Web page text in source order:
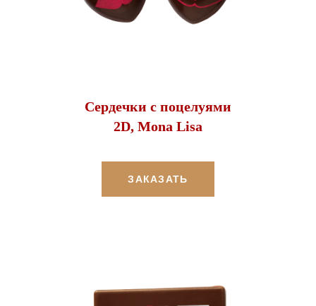
Сердечки с поцелуями
2D, Mona Lisa
ЗАКАЗАТЬ